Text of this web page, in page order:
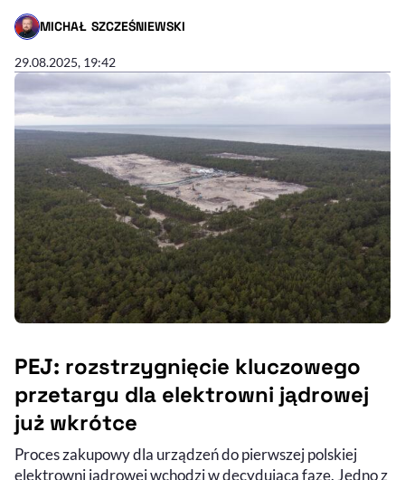
MICHAŁ SZCZEŚNIEWSKI
- AUTOR ARTYKUŁU - PROFIL
29.08.2025, 19:42
PEJ: rozstrzygnięcie kluczowego
przetargu dla elektrowni jądrowej
już wkrótce
Proces zakupowy dla urządzeń do pierwszej polskiej
elektrowni jądrowej wchodzi w decydującą fazę. Jedno z